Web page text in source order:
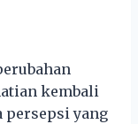
kembali
persepsi yang